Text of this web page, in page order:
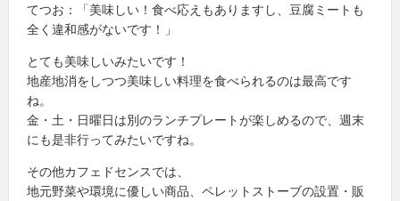
てつお：「美味しい！食べ応えもありますし、豆腐ミートも
全く違和感がないです！」
とても美味しいみたいです！
地産地消をしつつ美味しい料理を食べられるのは最高です
ね。
金・土・日曜日は別のランチプレートが楽しめるので、週末
にも是非行ってみたいですね。
その他カフェドセンスでは、
地元野菜や環境に優しい商品、ペレットストーブの設置・販